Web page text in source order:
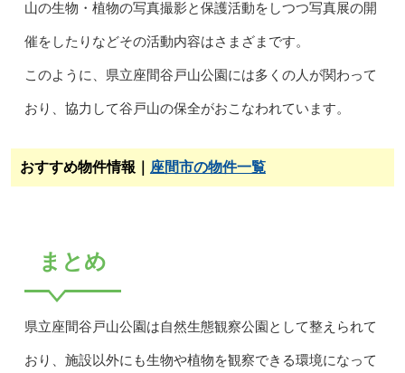
山の生物・植物の写真撮影と保護活動をしつつ写真展の開
催をしたりなどその活動内容はさまざまです。
このように、県立座間谷戸山公園には多くの人が関わって
おり、協力して谷戸山の保全がおこなわれています。
おすすめ物件情報｜ 座間市の物件一覧
まとめ
県立座間谷戸山公園は自然生態観察公園として整えられて
おり、施設以外にも生物や植物を観察できる環境になって